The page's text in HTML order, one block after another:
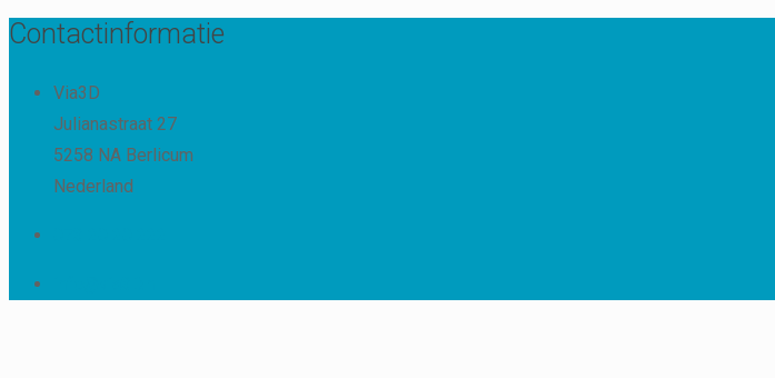
Contactinformatie
Via3D
Julianastraat 27
5258 NA Berlicum
Nederland